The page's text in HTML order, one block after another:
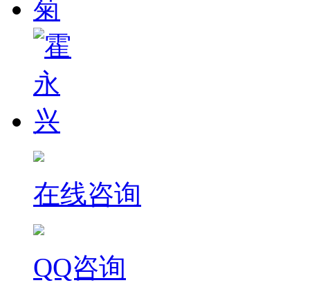
在线咨询
QQ咨询